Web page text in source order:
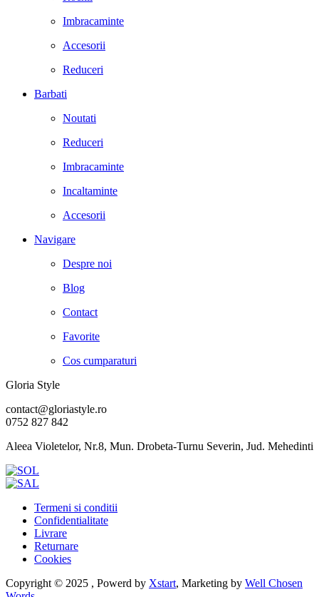
Imbracaminte
Accesorii
Reduceri
Barbati
Noutati
Reduceri
Imbracaminte
Incaltaminte
Accesorii
Navigare
Despre noi
Blog
Contact
Favorite
Cos cumparaturi
Gloria Style
contact@gloriastyle.ro
0752 827 842
Aleea Violetelor, Nr.8, Mun. Drobeta-Turnu Severin, Jud. Mehedinti
Termeni si conditii
Confidentialitate
Livrare
Returnare
Cookies
Copyright © 2025 , Powerd by Xstart, Marketing by Well Chosen